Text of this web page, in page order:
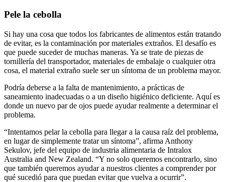
Pele la cebolla
Si hay una cosa que todos los fabricantes de alimentos están tratando
de evitar, es la contaminación por materiales extraños. El desafío es
que puede suceder de muchas maneras. Ya se trate de piezas de
tornillería del transportador, materiales de embalaje o cualquier otra
cosa, el material extraño suele ser un síntoma de un problema mayor.
Podría deberse a la falta de mantenimiento, a prácticas de
saneamiento inadecuadas o a un diseño higiénico deficiente. Aquí es
donde un nuevo par de ojos puede ayudar realmente a determinar el
problema.
“Intentamos pelar la cebolla para llegar a la causa raíz del problema,
en lugar de simplemente tratar un síntoma”, afirma Anthony
Sekulov, jefe del equipo de industria alimentaria de Intralox
Australia and New Zealand. “Y no solo queremos encontrarlo, sino
que también queremos ayudar a nuestros clientes a comprender por
qué sucedió para que puedan evitar que vuelva a ocurrir”.